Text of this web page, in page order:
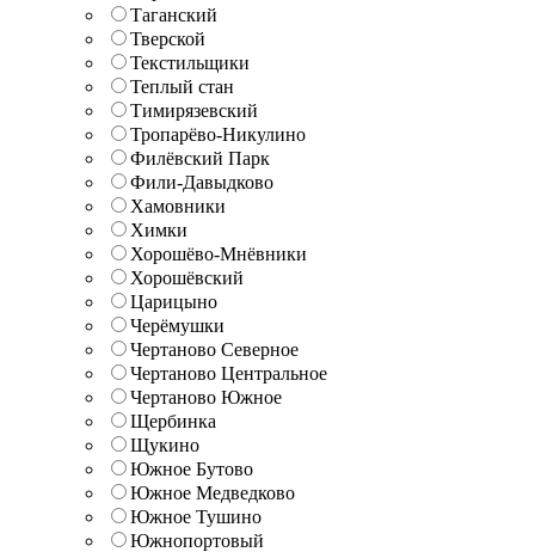
Таганский
Тверской
Текстильщики
Теплый стан
Тимирязевский
Тропарёво-Никулино
Филёвский Парк
Фили-Давыдково
Хамовники
Химки
Хорошёво-Мнёвники
Хорошёвский
Царицыно
Черёмушки
Чертаново Северное
Чертаново Центральное
Чертаново Южное
Щербинка
Щукино
Южное Бутово
Южное Медведково
Южное Тушино
Южнопортовый